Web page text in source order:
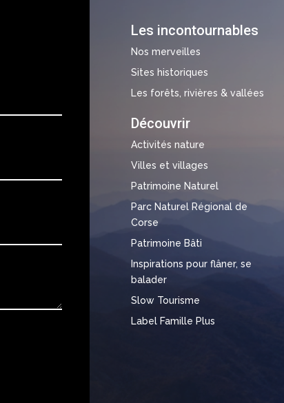
Les incontournables
Nos merveilles
Sites historiques
Les forêts, rivières & vallées
Découvrir
Activités nature
Villes et villages
Patrimoine Naturel
Parc Naturel Régional de
Corse
Patrimoine Bâti
Inspirations pour flâner, se
balader
Slow Tourisme
Label Famille Plus